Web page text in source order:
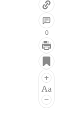
Điện ảnh
Âm nhạc
0